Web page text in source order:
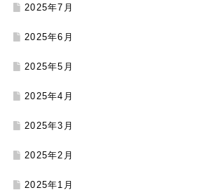
2025年7月
2025年6月
2025年5月
2025年4月
2025年3月
2025年2月
2025年1月